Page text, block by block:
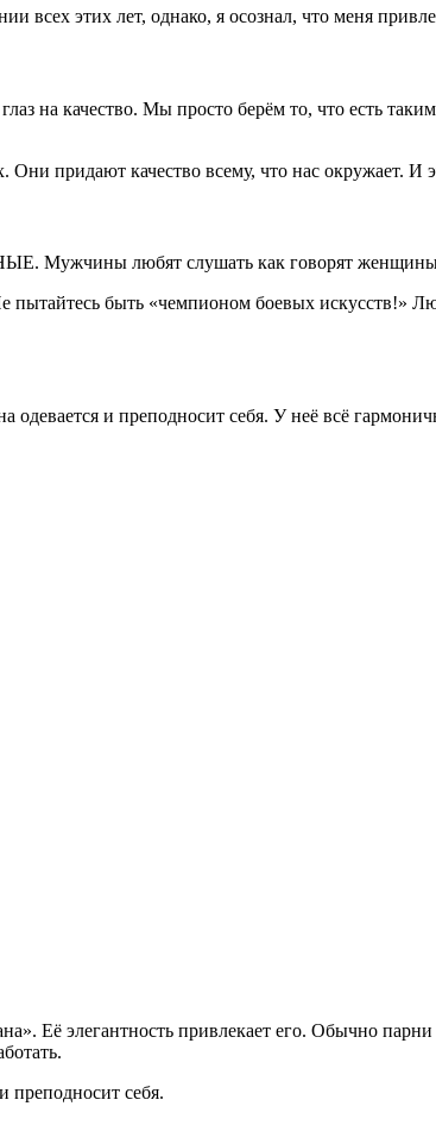
всех этих лет, однако, я осознал, что меня
на качество. Мы просто берём то, что есть
Они придают качество всему, что нас окружает. И
Мужчины любят слушать как говорят женщины.
быть «чемпионом боевых искусств!»
одевается и преподносит себя. У неё всё
Её элегантность привлекает его. Обычно
преподносит себя.